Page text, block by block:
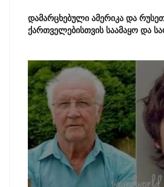
დამარცხებული ამერიკა და
ქართველებისთვის საამაყო და